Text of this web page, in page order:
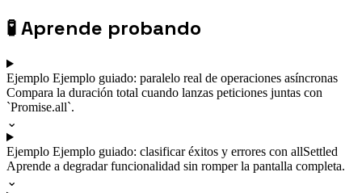
🧪Aprende probando
Ejemplo Ejemplo guiado: paralelo real de operaciones asíncronas
Compara la duración total cuando lanzas peticiones juntas con
`Promise.all`.
⌄
Ejemplo Ejemplo guiado: clasificar éxitos y errores con allSettled
Aprende a degradar funcionalidad sin romper la pantalla completa.
⌄